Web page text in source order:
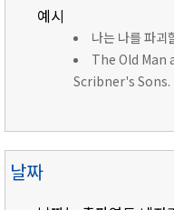
예시
나는 나를 파괴
The Old Man
Scribner's Sons.
날짜